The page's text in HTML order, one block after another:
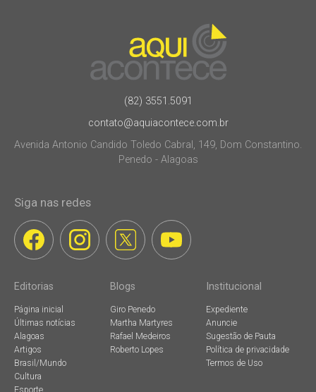
(82) 3551.5091
contato@aquiacontece.com.br
Avenida Antonio Candido Toledo Cabral, 149, Dom Constantino.
Penedo - Alagoas
Siga nas redes
Editorias
Página inicial
Últimas notícias
Alagoas
Artigos
Brasil/Mundo
Cultura
Esporte
Blogs
Giro Penedo
Martha Martyres
Rafael Medeiros
Roberto Lopes
Institucional
Expediente
Anuncie
Sugestão de Pauta
Política de privacidade
Termos de Uso